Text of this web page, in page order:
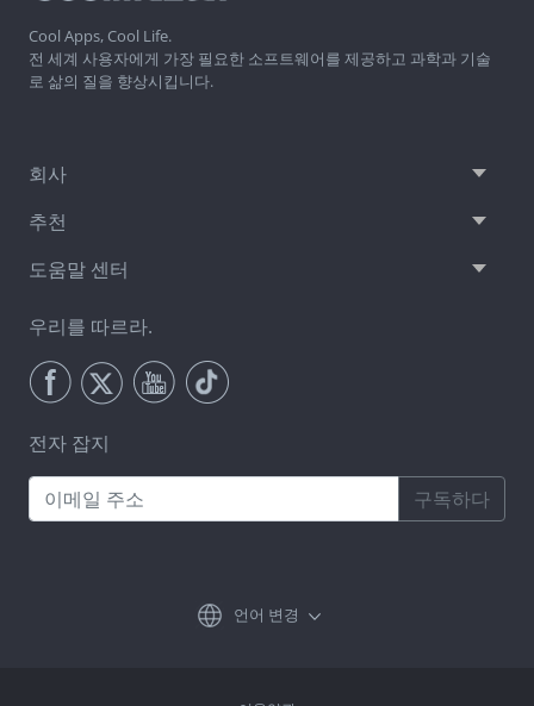
Cool Apps, Cool Life.
전 세계 사용자에게 가장 필요한 소프트웨어를 제공하고 과학과 기술
로 삶의 질을 향상시킵니다.
회사
추천
도움말 센터
우리를 따르라.
전자 잡지
구독하다
언어 변경